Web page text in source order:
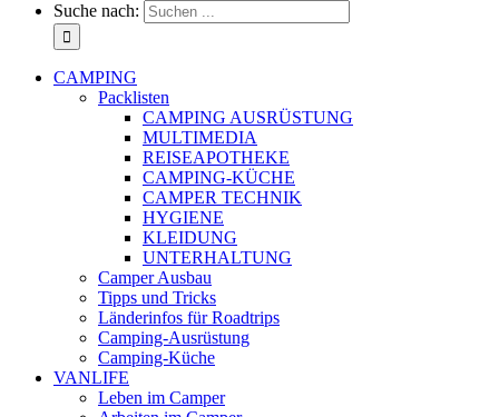
Suche nach:
CAMPING
Packlisten
CAMPING AUSRÜSTUNG
MULTIMEDIA
REISEAPOTHEKE
CAMPING-KÜCHE
CAMPER TECHNIK
HYGIENE
KLEIDUNG
UNTERHALTUNG
Camper Ausbau
Tipps und Tricks
Länderinfos für Roadtrips
Camping-Ausrüstung
Camping-Küche
VANLIFE
Leben im Camper